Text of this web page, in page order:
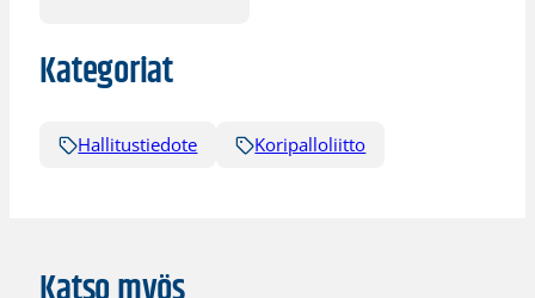
Kategoriat
Hallitustiedote Koripalloliitto